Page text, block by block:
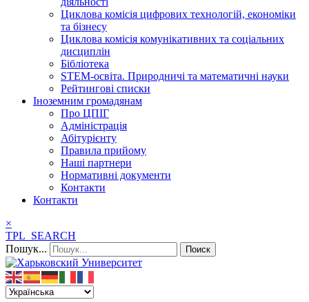
Циклова комісія цифрових технологій, економіки
та бізнесу
Циклова комісія комунікативних та соціальних
дисциплін
Бібліотека
STEM-освіта. Природничі та математичні науки
Рейтингові списки
Іноземним громадянам
Про ЦПІГ
Адміністрація
Абітурієнту
Правила прийому
Наші партнери
Нормативні документи
Контакти
Контакти
×
TPL_SEARCH
Пошук...
Поиск